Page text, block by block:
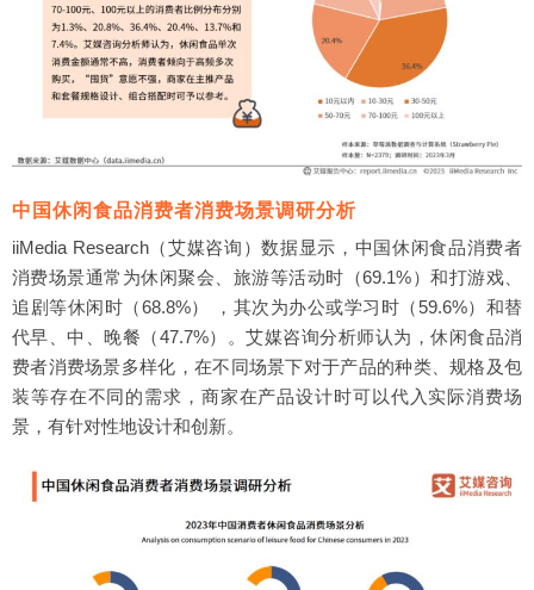
中国休闲食品消费者消费场景调研分析
iiMedia Research（艾媒咨询）数据显示，中国休闲食品消费者
消费场景通常为休闲聚会、旅游等活动时（69.1%）和打游戏、
追剧等休闲时（68.8%） ，其次为办公或学习时（59.6%）和替
代早、中、晚餐（47.7%）。艾媒咨询分析师认为，休闲食品消
费者消费场景多样化，在不同场景下对于产品的种类、规格及包
装等存在不同的需求，商家在产品设计时可以代入实际消费场
景，有针对性地设计和创新。